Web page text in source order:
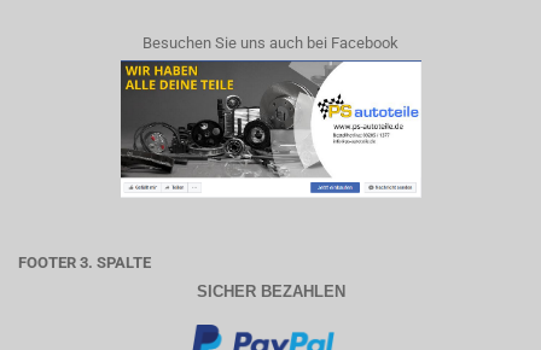
Besuchen Sie uns auch bei Facebook
FOOTER 3. SPALTE
SICHER BEZAHLEN